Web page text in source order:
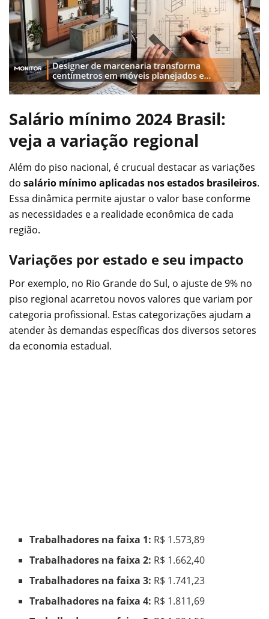
Salário mínimo 2024 Brasil:
veja a variação regional
Além do piso nacional, é crucual destacar as variações
do salário mínimo aplicadas nos estados brasileiros.
Essa dinâmica permite ajustar o valor base conforme
as necessidades e a realidade econômica de cada
região.
Variações por estado e seu impacto
Por exemplo, no Rio Grande do Sul, o ajuste de 9% no
piso regional acarretou novos valores que variam por
categoria profissional. Estas categorizações ajudam a
atender às demandas específicas dos diversos setores
da economia estadual.
Trabalhadores na faixa 1: R$ 1.573,89
Trabalhadores na faixa 2: R$ 1.662,40
Trabalhadores na faixa 3: R$ 1.741,23
Trabalhadores na faixa 4: R$ 1.811,69